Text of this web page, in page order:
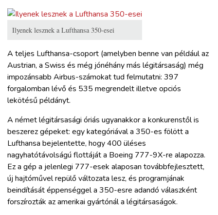
Ilyenek lesznek a Lufthansa 350-esei
A teljes Lufthansa-csoport (amelyben benne van például az
Austrian, a Swiss és még jónéhány más légitársaság) még
impozánsabb Airbus-számokat tud felmutatni: 397
forgalomban lévő és 535 megrendelt illetve opciós
lekötésű példányt.
A német légitársasági óriás ugyanakkor a konkurenstől is
beszerez gépeket: egy kategóriával a 350-es fölött a
Lufthansa bejelentette, hogy 400 üléses
nagyhatótávolságú flottáját a Boeing 777-9X-re alapozza.
Ez a gép a jelenlegi 777-esek alaposan továbbfejlesztett,
új hajtóművel repülő változata lesz, és programjának
beindítását éppenséggel a 350-esre adandó válaszként
forszírozták az amerikai gyártónál a légitársaságok.